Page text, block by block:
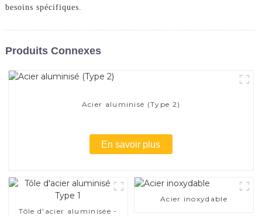
besoins spécifiques.
Produits Connexes
Acier aluminisé (Type 2)
En savoir plus
Tôle d'acier aluminisée -
Acier inoxydable